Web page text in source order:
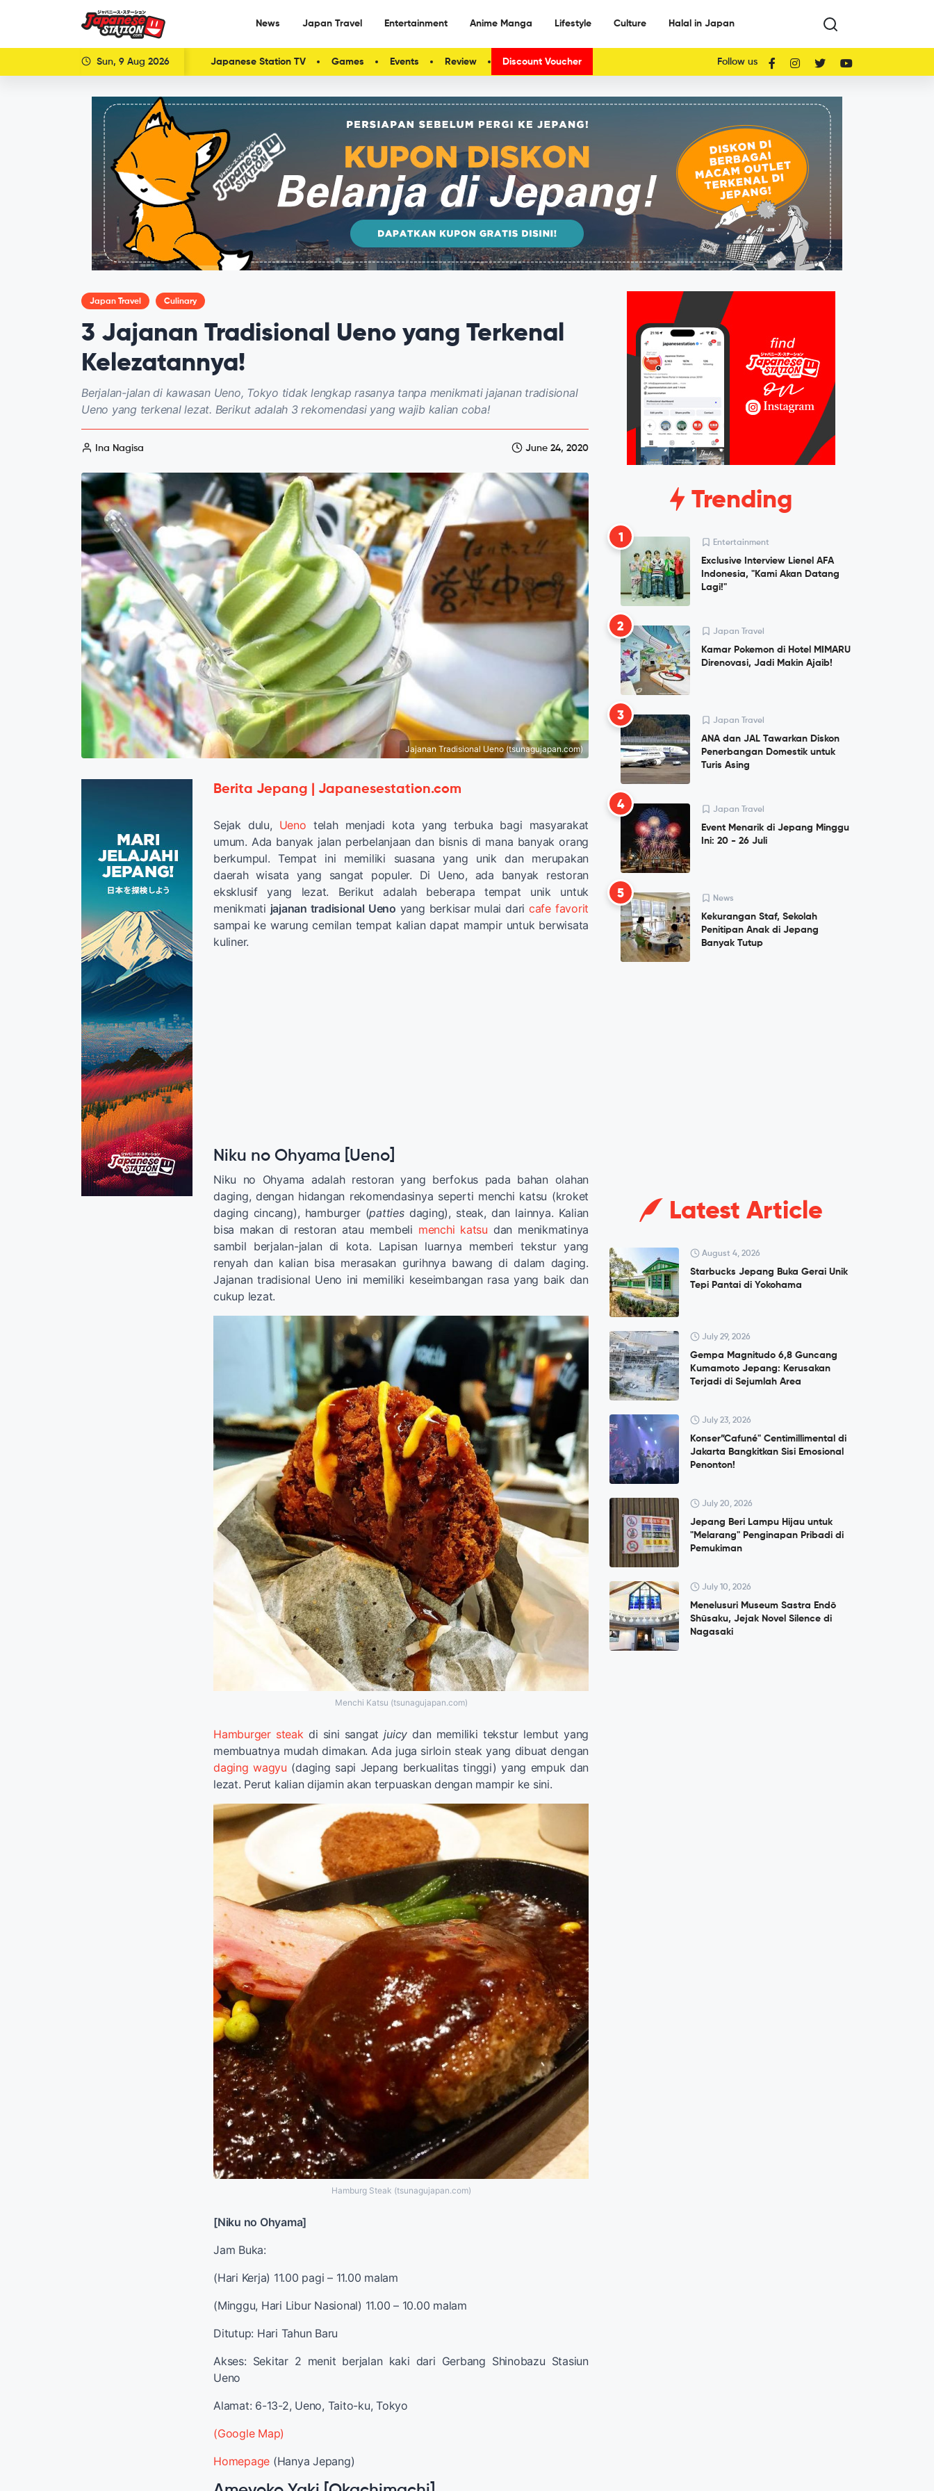
News Japan Travel Entertainment Anime Manga Lifestyle Culture Halal in Japan
Sun, 9 Aug 2026 Japanese Station TV Games Events Review Discount Voucher Follow us
Japan Travel Culinary
3 Jajanan Tradisional Ueno yang Terkenal
Kelezatannya!
Berjalan-jalan di kawasan Ueno, Tokyo tidak lengkap rasanya tanpa menikmati jajanan tradisional
Ueno yang terkenal lezat. Berikut adalah 3 rekomendasi yang wajib kalian coba!
Ina Nagisa June 24, 2020
Jajanan Tradisional Ueno (tsunagujapan.com)
Berita Jepang | Japanesestation.com
Sejak dulu, Ueno telah menjadi kota yang terbuka bagi masyarakat
umum. Ada banyak jalan perbelanjaan dan bisnis di mana banyak orang
berkumpul. Tempat ini memiliki suasana yang unik dan merupakan
daerah wisata yang sangat populer. Di Ueno, ada banyak restoran
eksklusif yang lezat. Berikut adalah beberapa tempat unik untuk
menikmati jajanan tradisional Ueno yang berkisar mulai dari cafe favorit
sampai ke warung cemilan tempat kalian dapat mampir untuk berwisata
kuliner.
Niku no Ohyama [Ueno]
Niku no Ohyama adalah restoran yang berfokus pada bahan olahan
daging, dengan hidangan rekomendasinya seperti menchi katsu (kroket
daging cincang), hamburger (pattiesdaging), steak, dan lainnya. Kalian
bisa makan di restoran atau membeli menchi katsu dan menikmatinya
sambil berjalan-jalan di kota. Lapisan luarnya memberi tekstur yang
renyah dan kalian bisa merasakan gurihnya bawang di dalam daging.
Jajanan tradisional Ueno ini memiliki keseimbangan rasa yang baik dan
cukup lezat.
Menchi Katsu (tsunagujapan.com)
Hamburger steak di sini sangatjuicy dan memiliki tekstur lembut yang
membuatnya mudah dimakan. Ada juga sirloin steak yang dibuat dengan
daging wagyu (daging sapi Jepang berkualitas tinggi) yang empuk dan
lezat. Perut kalian dijamin akan terpuaskan dengan mampir ke sini.
Hamburg Steak (tsunagujapan.com)
[Niku no Ohyama]
Jam Buka:
(Hari Kerja) 11.00 pagi – 11.00 malam
(Minggu, Hari Libur Nasional) 11.00 – 10.00 malam
Ditutup: Hari Tahun Baru
Akses: Sekitar 2 menit berjalan kaki dari Gerbang Shinobazu Stasiun
Ueno
Alamat: 6-13-2, Ueno, Taito-ku, Tokyo
(Google Map)
Homepage (Hanya Jepang)
Trending
1 Entertainment
Exclusive Interview Lienel AFA
Indonesia, "Kami Akan Datang
Lagi!"
2 Japan Travel
Kamar Pokemon di Hotel MIMARU
Direnovasi, Jadi Makin Ajaib!
3 Japan Travel
ANA dan JAL Tawarkan Diskon
Penerbangan Domestik untuk
Turis Asing
4 Japan Travel
Event Menarik di Jepang Minggu
Ini: 20 - 26 Juli
5 News
Kekurangan Staf, Sekolah
Penitipan Anak di Jepang
Banyak Tutup
Latest Article
August 4, 2026
Starbucks Jepang Buka Gerai Unik
Tepi Pantai di Yokohama
July 29, 2026
Gempa Magnitudo 6,8 Guncang
Kumamoto Jepang: Kerusakan
Terjadi di Sejumlah Area
July 23, 2026
Konser”Cafuné" Centimillimental di
Jakarta Bangkitkan Sisi Emosional
Penonton!
July 20, 2026
Jepang Beri Lampu Hijau untuk
"Melarang" Penginapan Pribadi di
Pemukiman
July 10, 2026
Menelusuri Museum Sastra Endō
Shūsaku, Jejak Novel Silence di
Nagasaki